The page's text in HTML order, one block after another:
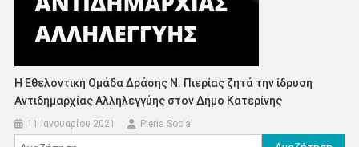
H Εθελοντική Ομάδα Δράσης Ν. Πιερίας ζητά την ίδρυση
Αντιδημαρχίας Αλληλεγγύης στον Δήμο Κατερίνης
11 Ιανουαρίου 2021 Pieria Social
Αναζήτηση